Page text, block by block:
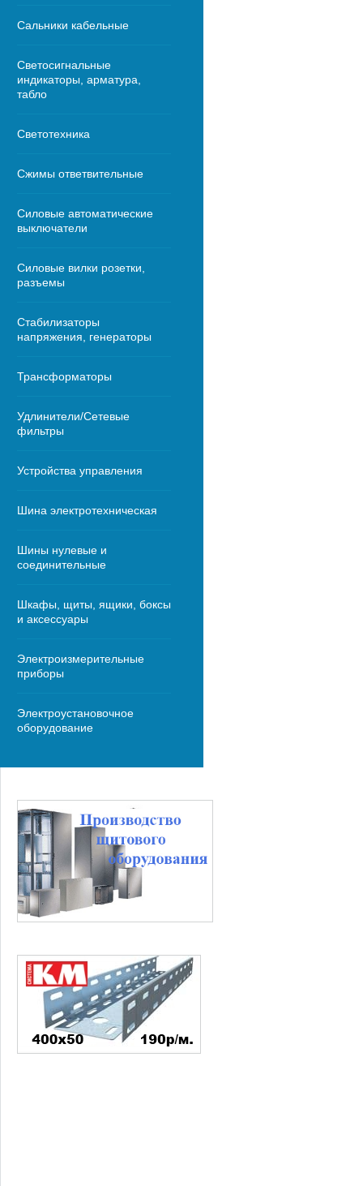
Сальники кабельные
Светосигнальные
индикаторы, арматура,
табло
Светотехника
Сжимы ответвительные
Силовые автоматические
выключатели
Силовые вилки розетки,
разъемы
Стабилизаторы
напряжения, генераторы
Трансформаторы
Удлинители/Сетевые
фильтры
Устройства управления
Шина электротехническая
Шины нулевые и
соединительные
Шкафы, щиты, ящики, боксы
и аксессуары
Электроизмерительные
приборы
Электроустановочное
оборудование